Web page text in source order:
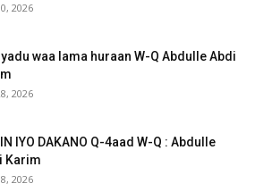
2026
waa lama huraan W-Q Abdulle Abdi
2026
IYO DAKANO Q-4aad W-Q : Abdulle
Karim
2026